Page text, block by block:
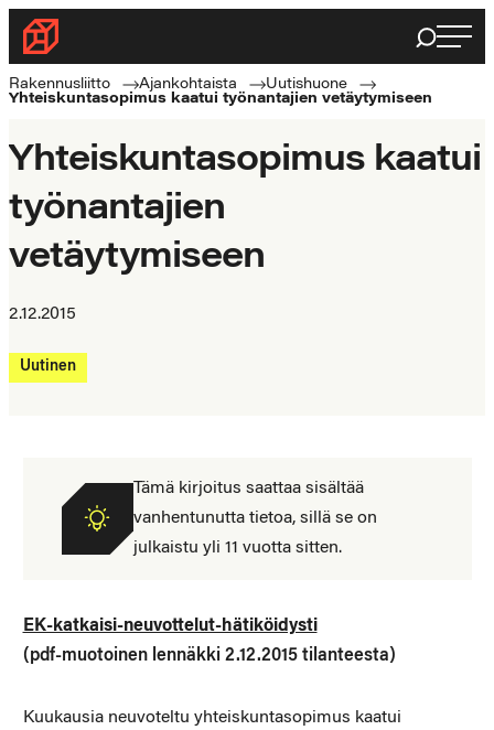
Siirry
suoraan
sisältöön
Rakennusliitto
Rakennusalan
ammattilaisten
Haku
Rakennusliitto Ajankohtaista
Uutishuone
Yhteiskuntasopimus kaatui työnantajien vetäytymiseen
Yhteiskuntasopimus kaatui
työnantajien
vetäytymiseen
2.12.2015
Uutinen
Tämä kirjoitus saattaa sisältää
vanhentunutta tietoa, sillä se on
julkaistu yli 11 vuotta sitten.
EK-katkaisi-neuvottelut-hätiköidysti
(pdf-muotoinen lennäkki 2.12.2015 tilanteesta)
Kuukausia neuvoteltu yhteiskuntasopimus kaatui